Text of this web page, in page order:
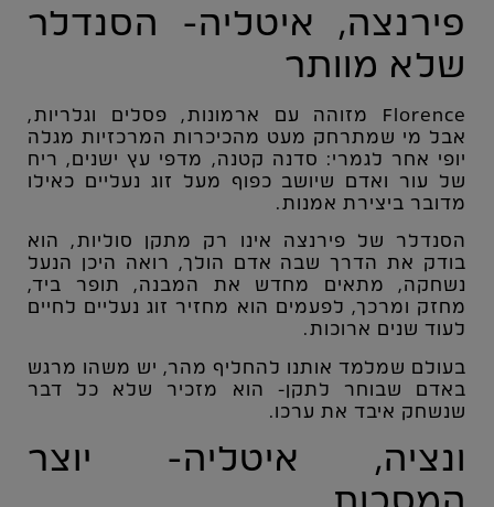
פירנצה, איטליה- הסנדלר
שלא מוותר
Florence
מזוהה עם ארמונות, פסלים וגלריות,
אבל מי שמתרחק מעט מהכיכרות המרכזיות מגלה
יופי אחר לגמרי: סדנה קטנה, מדפי עץ ישנים, ריח
של עור ואדם שיושב כפוף מעל זוג נעליים כאילו
מדובר ביצירת אמנות.
הסנדלר של פירנצה אינו רק מתקן סוליות, הוא
בודק את הדרך שבה אדם הולך, רואה היכן הנעל
נשחקה, מתאים מחדש את המבנה, תופר ביד,
מחזק ומרכך, לפעמים הוא מחזיר זוג נעליים לחיים
לעוד שנים ארוכות.
בעולם שמלמד אותנו להחליף מהר, יש משהו מרגש
באדם שבוחר לתקן- הוא מזכיר שלא כל דבר
שנשחק איבד את ערכו.
ונציה, איטליה- יוצר